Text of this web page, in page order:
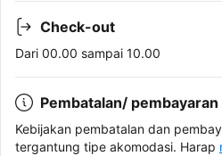
Check-out
Dari 00.00 sampai 10.00
Pembatalan/
Kebijakan pembatalan dan
tergantung tipe akomodasi. Harap